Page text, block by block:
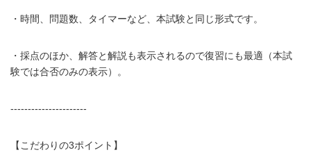
・時間、問題数、タイマーなど、本試験と同じ形式です。
・採点のほか、解答と解説も表示されるので復習にも最適（本試
験では合否のみの表示）。
----------------------
【こだわりの3ポイント】